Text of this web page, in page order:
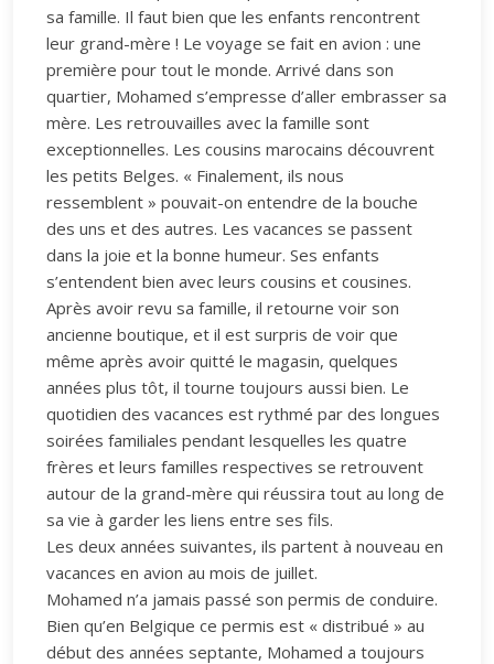
sa famille. Il faut bien que les enfants rencontrent
leur grand-mère ! Le voyage se fait en avion : une
première pour tout le monde. Arrivé dans son
quartier, Mohamed s’empresse d’aller embrasser sa
mère. Les retrouvailles avec la famille sont
exceptionnelles. Les cousins marocains découvrent
les petits Belges. « Finalement, ils nous
ressemblent » pouvait-on entendre de la bouche
des uns et des autres. Les vacances se passent
dans la joie et la bonne humeur. Ses enfants
s’entendent bien avec leurs cousins et cousines.
Après avoir revu sa famille, il retourne voir son
ancienne boutique, et il est surpris de voir que
même après avoir quitté le magasin, quelques
années plus tôt, il tourne toujours aussi bien. Le
quotidien des vacances est rythmé par des longues
soirées familiales pendant lesquelles les quatre
frères et leurs familles respectives se retrouvent
autour de la grand-mère qui réussira tout au long de
sa vie à garder les liens entre ses fils.
Les deux années suivantes, ils partent à nouveau en
vacances en avion au mois de juillet.
Mohamed n’a jamais passé son permis de conduire.
Bien qu’en Belgique ce permis est « distribué » au
début des années septante, Mohamed a toujours